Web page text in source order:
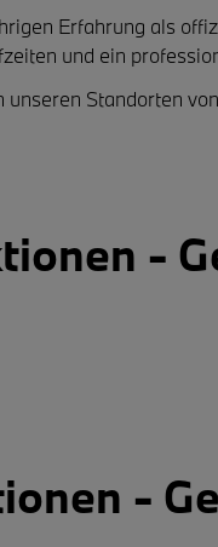
Erfahrung als
und ein
unseren Standorten von
-
-